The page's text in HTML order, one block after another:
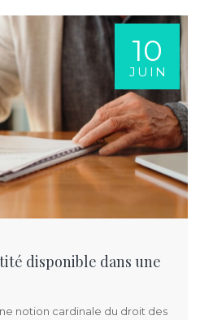
10
JUIN
disponible dans une
notion cardinale du droit des